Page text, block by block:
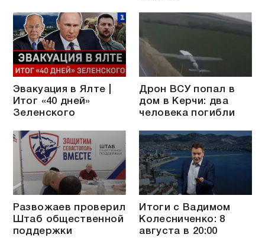
Эвакуация в Ялте |
Итог «40 дней»
Зеленского
Дрон ВСУ попал в
дом в Керчи: два
человека погибли
Развожаев проверил
Штаб общественной
поддержки
Итоги с Вадимом
Колесниченко: 8
августа в 20:00